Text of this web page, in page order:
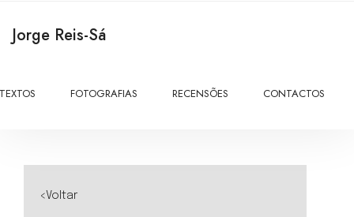
Jorge Reis-Sá
TEXTOS FOTOGRAFIAS RECENSÕES CONTACTOS
<Voltar